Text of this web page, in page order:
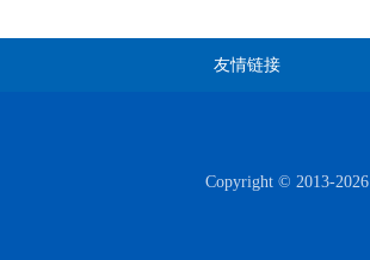
友情链接
Copyright © 2013-2026